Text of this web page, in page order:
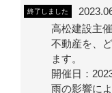
終了しました
高松建設主
不動産を、
ます。
開催日：
雨の影響に